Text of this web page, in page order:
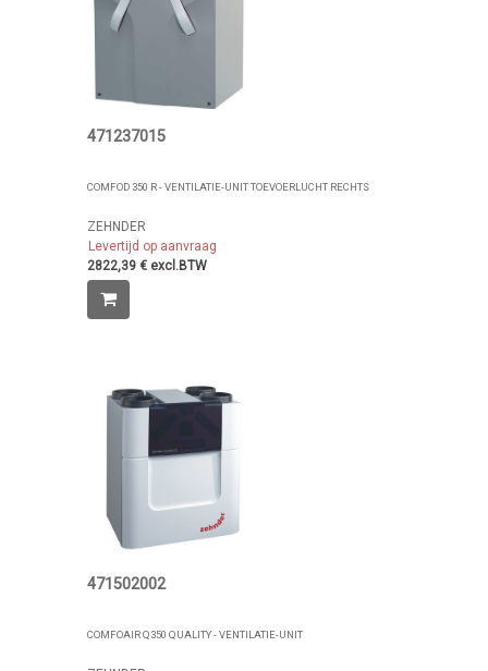
471237015
COMFOD 350 R - VENTILATIE-UNIT TOEVOERLUCHT RECHTS
ZEHNDER
Levertijd op aanvraag
2822,39 € excl.BTW
471502002
COMFOAIR Q350 QUALITY - VENTILATIE-UNIT